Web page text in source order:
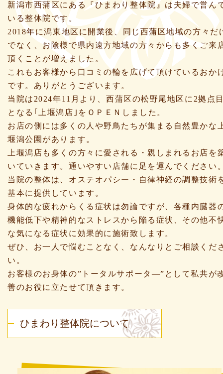
新潟市西蒲区にある『ひまわり整体院』は夫婦で営ん
いる整体院です。
2018年に潟東地区に開業後、同じ西蒲区地域の方々だ
でなく、お陰様で県内遠方地域の方々からも多くご来
頂くことが増えました。
これもお客様から口コミの輪を広げて頂けているおか
です。ありがとうございます。
当院は2024年11月より、西蒲区の松野尾地区に2拠点
となる｢上堰潟店｣をＯＰＥＮしました。
お店の側には多くの人や野鳥たちが集まる自然豊かな
堰潟公園があります。
上堰潟店も多くの方々に愛される・親しまれるお店を
いていきます。通いやすい店舗に足を運んでください
当院の整体は、オステオパシー・自律神経の調整技術
基本に提供しています。
身体的な疲れからくる症状は勿論ですが、各種内臓器
機能低下や精神的なストレスから陥る症状、その他不
な気になる症状に効果的に施術致します。
ぜひ、お一人で悩むことなく、なんなりとご相談くだ
い。
お客様のお身体の”トータルサポータ―”として私共が
善のお役に立たせて頂きます。
ひまわり整体院について